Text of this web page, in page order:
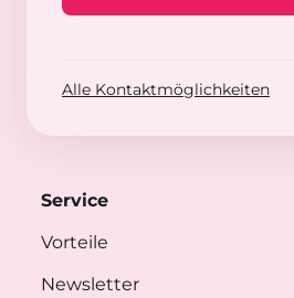
Alle Kontaktmöglichkeiten
Service
Vorteile
Newsletter